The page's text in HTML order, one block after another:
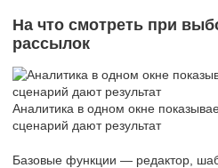
На что смотреть при
рассылок
Аналитика в одном окне
сценарий дают результат
Базовые функции ― редактор,